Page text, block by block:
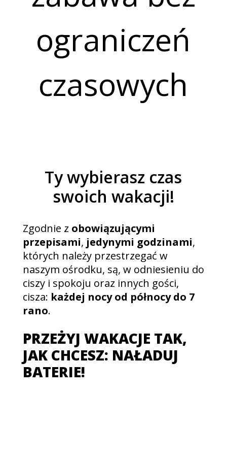
ograniczeń
czasowych
Ty wybierasz czas
swoich wakacji!
Zgodnie z obowiązującymi
przepisami, jedynymi godzinami,
których należy przestrzegać w
naszym ośrodku, są, w odniesieniu do
ciszy i spokoju oraz innych gości,
cisza: każdej nocy od północy do 7
rano.
PRZEŻYJ WAKACJE TAK,
JAK CHCESZ: NAŁADUJ
BATERIE!